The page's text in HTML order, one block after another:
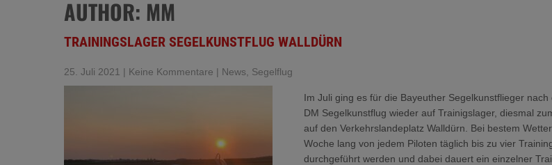
AUTHOR: MM
TRAININGSLAGER SEGELKUNSTFLUG WALLDÜRN
25. Juli 2021 | Keine Kommentare | News Segelflug
Im Juli ging es für die Bayeuther Segelkunstflieger nach
DM Segelkunstflug wieder auf Trainigslager, diesmal
auf den Verkehrslandeplatz Walldürn. Bei bestem
Woche lang von jedem Piloten täglich bis zu vier
durchgeführt werden und dabei dauert ein einzelner